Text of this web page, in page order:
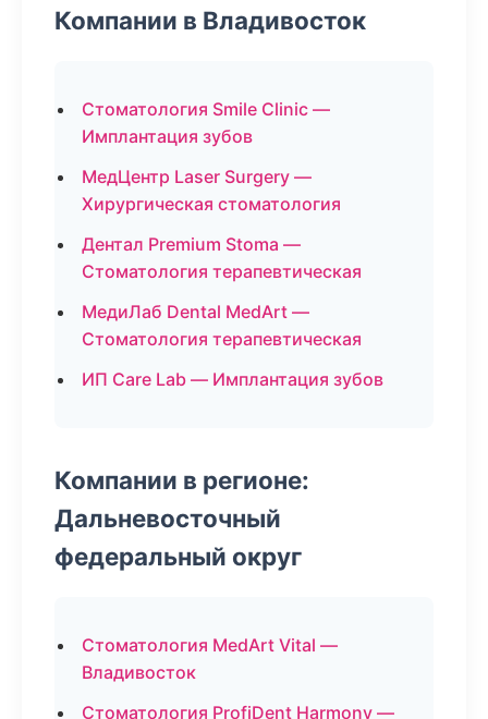
Компании в Владивосток
Стоматология Smile Clinic —
Имплантация зубов
МедЦентр Laser Surgery —
Хирургическая стоматология
Дентал Premium Stoma —
Стоматология терапевтическая
МедиЛаб Dental MedArt —
Стоматология терапевтическая
ИП Care Lab — Имплантация зубов
Компании в регионе:
Дальневосточный
федеральный округ
Стоматология MedArt Vital —
Владивосток
Стоматология ProfiDent Harmony —